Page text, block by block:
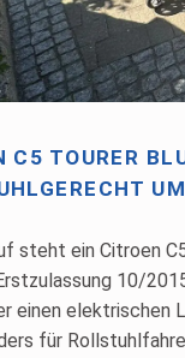
C5 TOURER
steht ein Citroen
10/
einen elektrischen
für